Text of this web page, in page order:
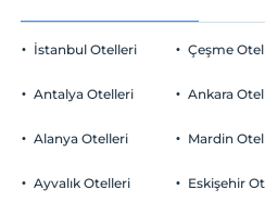
İstanbul Otelleri
Antalya Otelleri
Alanya Otelleri
Ayvalık Otelleri
Çeşme
Ankara
Mardin
Eskişehir